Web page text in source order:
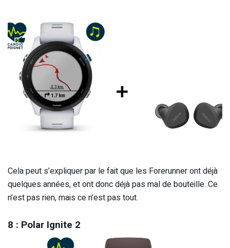
Cela peut s’expliquer par le fait que les Forerunner ont déjà
quelques années, et ont donc déjà pas mal de bouteille. Ce
n’est pas rien, mais ce n’est pas tout.
8 : Polar Ignite 2